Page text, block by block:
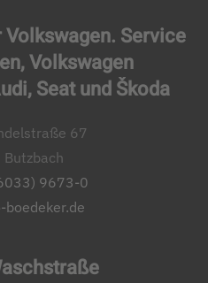
Service
Volkswagen
Seat und Škoda
67
9673-0
boedeker.de